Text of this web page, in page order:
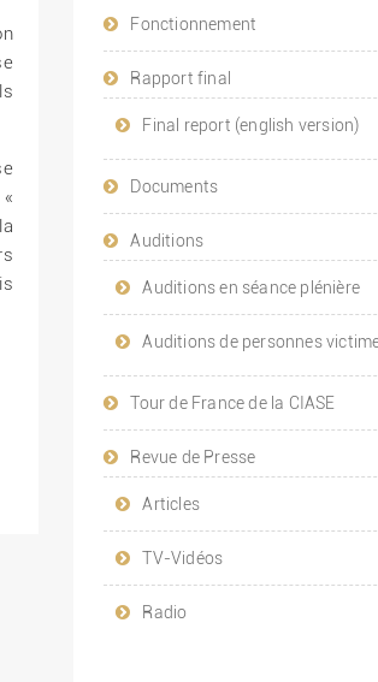
Fonctionnement
Rapport final
Final report (english version)
Documents
Auditions
Auditions en séance plénière
Auditions de personnes
Tour de France de la CIASE
Revue de Presse
Articles
TV-Vidéos
Radio